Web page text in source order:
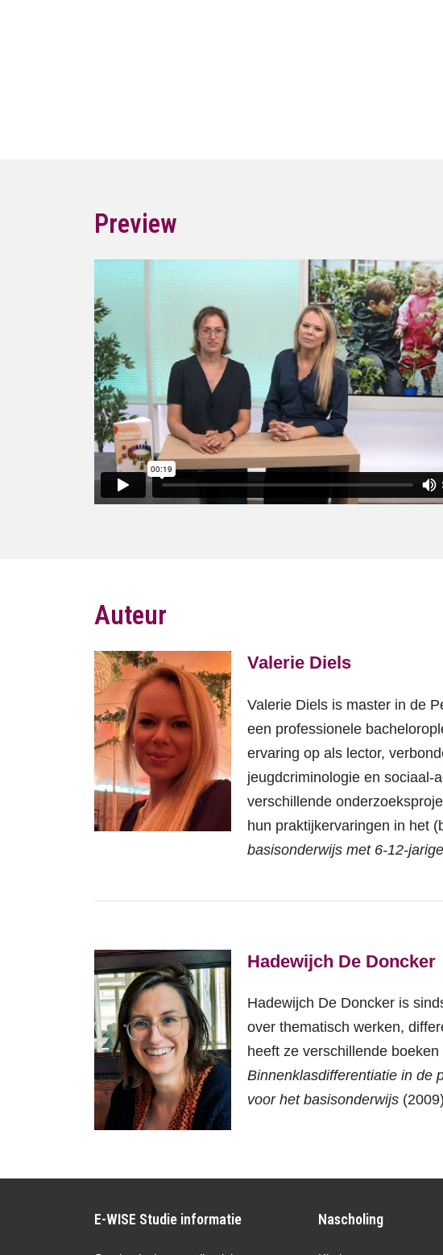
Preview
Auteur
Valerie Diels
Valerie Diels is master in de
een professionele
ervaring op als lector,
jeugdcriminologie en sociaal-
verschillende
hun praktijkervaringen in het
basisonderwijs met 6-12-
Hadewijch De Doncker
Hadewijch De Doncker is
over thematisch werken,
heeft ze verschillende
Binnenklasdifferentiatie in de
voor het basisonderwijs
E-WISE Studie informatie Nascholing